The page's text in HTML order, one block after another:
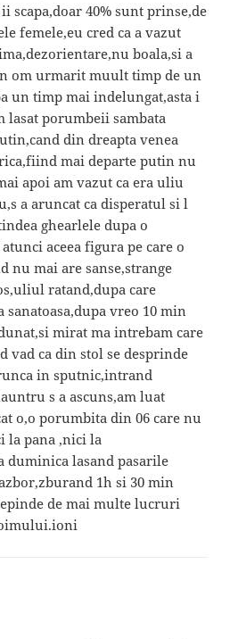
scapa,doar 40% sunt prinse,de
femele,eu cred ca a vazut
boala,si a
om urmarit muult timp de un
un timp mai indelungat,asta i
lasat porumbeii sambata
din dreapta venea
mai departe putin nu
apoi am vazut ca era uliu
a aruncat ca disperatul si l
ghearlele dupa o
aceea figura pe care o
nu mai are sanse,strange
ratand,dupa care
vreo 10 min
mirat ma intrebam care
vad ca din stol se desprinde
in sputnic,intrand
s a ascuns,am luat
o,o porumbita din 06 care nu
la pana ,nici la
duminica lasand pasarile
1h si 30 min
de mai multe lucruri